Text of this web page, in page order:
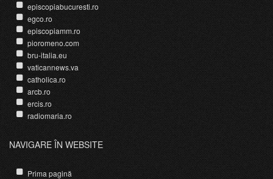
episcopiabucuresti.ro
egco.ro
episcopiamm.ro
pioromeno.com
bru-italia.eu
vaticannews.va
catholica.ro
arcb.ro
ercis.ro
radiomaria.ro
NAVIGARE ÎN WEBSITE
Prima pagină